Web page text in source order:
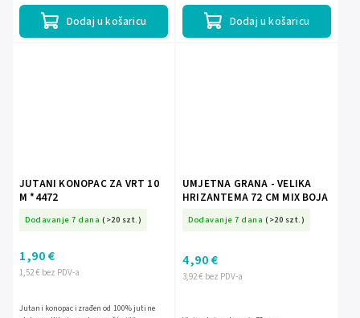
Dodaj u košaricu Dodaj u košaricu
JUTANI KONOPAC ZA VRT 10
M *4472
Dodavanje 7 dana (>20 szt.)
1,52 € bez PDV-a
1,90 €
Jutani konopac izrađen od 100% jutine
UMJETNA GRANA - VELIKA
HRIZANTEMA 72 CM MIX BOJA
Dodavanje 7 dana (>20 szt.)
3,92 € bez PDV-a
4,90 €